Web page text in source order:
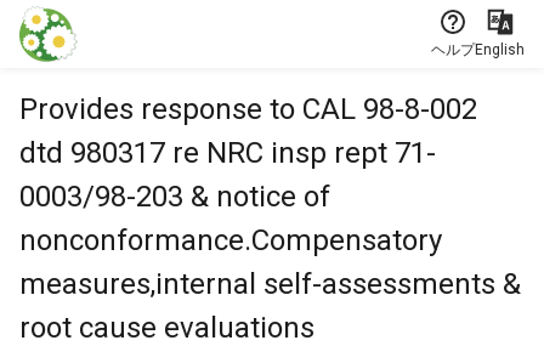
本文に飛ぶ
ヘルプEnglish
Provides response to CAL 98-8-002
dtd 980317 re NRC insp rept 71-
0003/98-203 & notice of
nonconformance.Compensatory
measures,internal self-assessments &
root cause evaluations